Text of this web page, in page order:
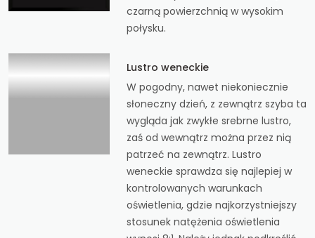
czarną powierzchnią w wysokim
połysku.
Lustro weneckie
W pogodny, nawet niekoniecznie
słoneczny dzień, z zewnątrz szyba ta
wygląda jak zwykłe srebrne lustro,
zaś od wewnątrz można przez nią
patrzeć na zewnątrz. Lustro
weneckie sprawdza się najlepiej w
kontrolowanych warunkach
oświetlenia, gdzie najkorzystniejszy
stosunek natężenia oświetlenia